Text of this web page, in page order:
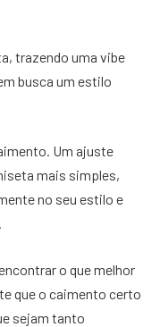
trazendo uma vibe
busca um estilo
Um ajuste
mais simples,
no seu estilo e
o que melhor
que o caimento certo
sejam tanto